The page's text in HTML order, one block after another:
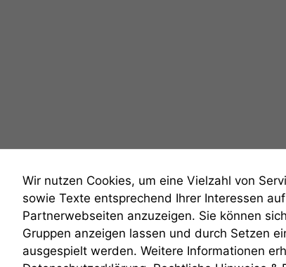
anmelden
Wir nutzen Cookies, um eine Vielzahl von
sowie Texte entsprechend Ihrer Interessen
Partnerwebseiten anzuzeigen. Sie können
Gruppen anzeigen lassen und durch Setzen
ausgespielt werden. Weitere Informationen